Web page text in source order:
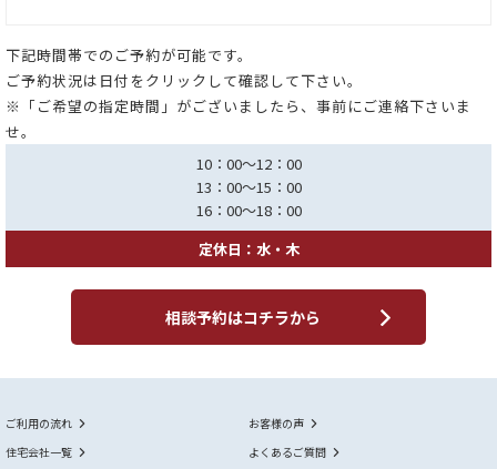
下記時間帯でのご予約が可能です。
ご予約状況は日付をクリックして確認して下さい。
※「ご希望の指定時間」がございましたら、事前にご連絡下さいま
せ。
10：00～12：00
13：00～15：00
16：00～18：00
定休日：水・木
相談予約はコチラから
ご利用の流れ
お客様の声
住宅会社一覧
よくあるご質問